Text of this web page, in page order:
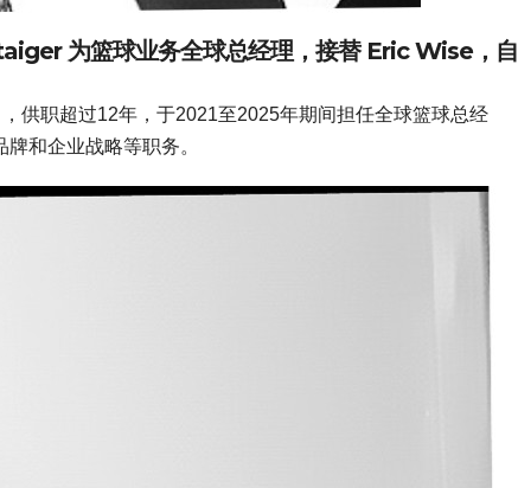
为篮球业务全球总经理 ，接替 Eric Wise，自
供职超过12年，于2021至2025年期间担任全球篮球总经
和企业战略等职务。